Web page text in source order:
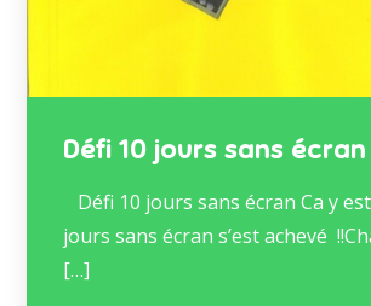
Défi 10 jours sans écran
Défi 10 jours sans écran Ca y
jours sans écran s’est achevé
[…]